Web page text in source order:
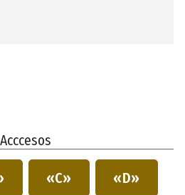
Acccesos
«C» «D»